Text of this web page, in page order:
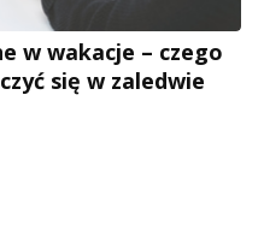
w wakacje – czego
się w zaledwie